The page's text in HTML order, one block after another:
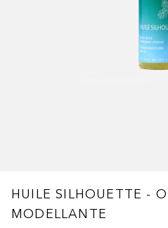
HUILE SILHOUETTE -
MODELLANTE